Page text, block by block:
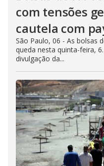
com tensões
cautela com
São Paulo, 06 - As bolsas
queda nesta quinta-feira,
divulgação da...